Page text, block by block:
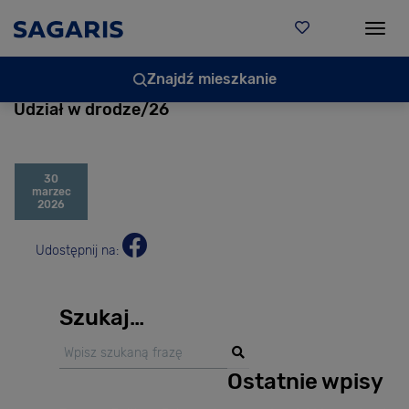
Znajdź mieszkanie
Udział w drodze/26
30
marzec
2026
Udostępnij na:
Szukaj…
Ostatnie wpisy